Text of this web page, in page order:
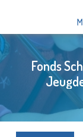
Fonds